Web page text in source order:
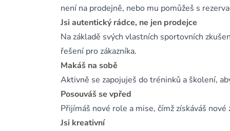
není na prodejně, nebo mu pomůžeš s
Jsi autentický rádce, ne jen prodejce
Na základě svých vlastních sportovních
řešení pro zákazníka.
Makáš na sobě
Aktivně se zapojuješ do tréninků a školení,
Posouváš se vpřed
Přijímáš nové role a mise, čímž získáváš
Jsi kreativní